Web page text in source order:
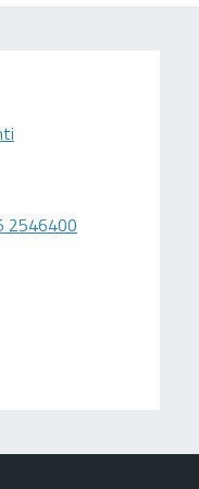
2546400